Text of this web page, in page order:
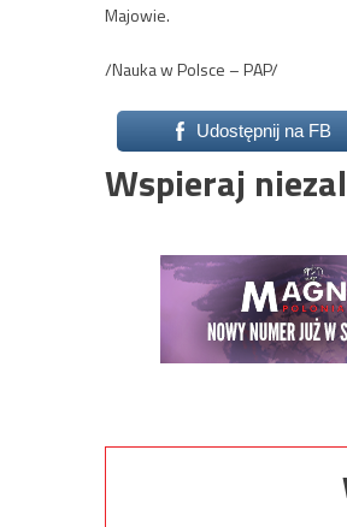
Majowie.
/Nauka w Polsce – PAP/
Udostępnij na FB
Wspieraj